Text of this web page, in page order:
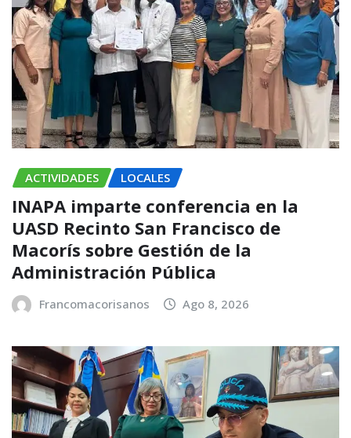
ACTIVIDADES LOCALES
INAPA imparte conferencia en la
UASD Recinto San Francisco de
Macorís sobre Gestión de la
Administración Pública
Francomacorisanos Ago 8, 2026